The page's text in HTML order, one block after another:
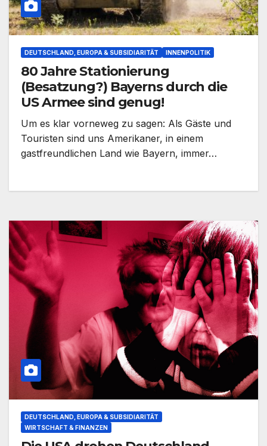
DEUTSCHLAND, EUROPA & SUBSIDIARITÄT INNENPOLITIK
80 Jahre Stationierung
(Besatzung?) Bayerns durch die
US Armee sind genug!
Um es klar vorneweg zu sagen: Als Gäste und
Touristen sind uns Amerikaner, in einem
gastfreundlichen Land wie Bayern, immer…
DEUTSCHLAND, EUROPA & SUBSIDIARITÄT
WIRTSCHAFT & FINANZEN